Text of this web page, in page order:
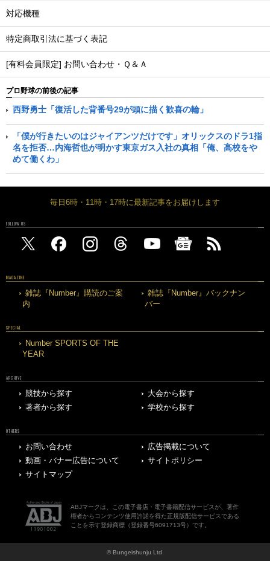
対応機種
特定商取引法に基づく表記
[有料会員限定] お問い合わせ・Ｑ＆Ａ
プロ野球の前後の記事
西野勇士「復活した背番号29が頭に描く歓喜の輪」
「僕が行きたいのはジャイアンツだけです」オリックスのドラ1指
名を拒否…内海哲也が明かす東京ガス入社の真相「俺、高校をや
めて働くわ」
毎日6時・11時・17時に最新記事をお届けします
FOLLOW US
MAGAZINE
雑誌『Number』購読のご案
内
雑誌『Number』バックナン
バー
SPECIAL
Number SPORTS OF THE
YEAR
ARCHIVE
競技から探す
大会から探す
著者から探す
学校から探す
OTHERS
お問い合わせ
広告掲載について
動画・バナー広告について
サイトポリシー
サイトマップ
ABJマークは、この電子書店・電子書籍配信サービスが、著作
権者からコンテンツ使用許諾を得た正規版配信サービスである
ことを示す登録商標（登録番号6091713号）です。
© Bungeishunju Ltd.